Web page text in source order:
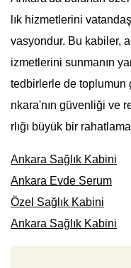
lık hizmetlerini
vasyondur. Bu kabiler,
izmetlerini sunmanın
tedbirlerle de toplumun
nkara'nın güvenliği ve
rlığı büyük bir
Ankara Sağlık Kabini
Ankara Evde Serum
Özel Sağlık Kabini
Ankara Sağlık Kabini